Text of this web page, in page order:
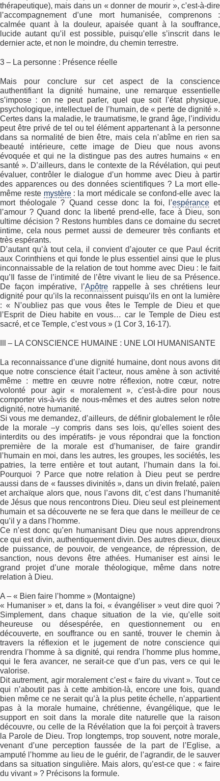
thérapeutique), mais dans un « donner de mourir », c’est-à-dire
l’accompagnement d’une mort humanisée, comprenons :
calmée quant à la douleur, apaisée quant à la souffrance,
lucide autant qu’il est possible, puisqu’elle s’inscrit dans le
dernier acte, et non le moindre, du chemin terrestre.
3 – La personne : Présence réelle
Mais pour conclure sur cet aspect de la conscience
authentifiant la dignité humaine, une remarque essentielle
s’impose : on ne peut parler, quel que soit l’état physique,
psychologique, intellectuel de l’humain, de « perte de dignité ».
Certes dans la maladie, le traumatisme, le grand âge, l’individu
peut être privé de tel ou tel élément appartenant à la personne
dans sa normalité de bien être, mais cela n’abîme en rien sa
beauté intérieure, cette image de Dieu que nous avons
évoquée et qui ne la distingue pas des autres humains « en
santé ». D’ailleurs, dans le contexte de la Révélation, qui peut
évaluer, contrôler le dialogue d’un homme avec Dieu à partir
des apparences ou des données scientifiques ? La mort elle-
même reste mystère: la mort médicale se confond-elle avec la
mort théologale ? Quand cesse donc la foi, l’espérance et
l’amour ? Quand donc la liberté prend-elle, face à Dieu, son
ultime décision ? Restons humbles dans ce domaine du secret
intime, cela nous permet aussi de demeurer très confiants et
très espérants.
D’autant qu’à tout cela, il convient d’ajouter ce que Paul écrit
aux Corinthiens et qui fonde le plus essentiel ainsi que le plus
inconnaissable de la relation de tout homme avec Dieu : le fait
qu’Il fasse de l’intimité de l’être vivant le lieu de sa Présence.
De façon impérative, l’Apôtrerappelle à ses chrétiens leur
dignité pour qu’ils la reconnaissent puisqu’ils en ont la lumière
: « N’oubliez pas que vous êtes le Temple de Dieu et que
l’Esprit de Dieu habite en vous… car le Temple de Dieu est
sacré, et ce Temple, c’est vous » (1 Cor 3, 16-17).
III – LA CONSCIENCE HUMAINE : UNE LOI HUMANISANTE
La reconnaissance d’une dignité humaine, dont nous avons dit
que notre conscience était l’acteur, nous amène à son activité
même : mettre en œuvre notre réflexion, notre cœur, notre
volonté pour agir « moralement », c’est-à-dire pour nous
comporter vis-à-vis de nous-mêmes et des autres selon notre
dignité, notre humanité.
Si vous me demandez, d’ailleurs, de définir globalement le rôle
de la morale –y compris dans ses lois, qu’elles soient des
interdits ou des impératifs- je vous répondrai que la fonction
première de la morale est d’humaniser, de faire grandir
l’humain en moi, dans les autres, les groupes, les sociétés, les
patries, la terre entière et tout autant, l’humain dans la foi.
Pourquoi ? Parce que notre relation à Dieu peut se perdre
aussi dans de « fausses divinités », dans un divin frelaté, païen
et archaïque alors que, nous l’avons dit, c’est dans l’humanité
de Jésus que nous rencontrons Dieu. Dieu seul est pleinement
humain et sa découverte ne se fera que dans le meilleur de ce
qu’il y a dans l’homme.
Ce n’est donc qu’en humanisant Dieu que nous apprendrons
ce qui est divin, authentiquement divin. Des autres dieux, dieux
de puissance, de pouvoir, de vengeance, de répression, de
sanction, nous devons être athées. Humaniser est ainsi le
grand projet d’une morale théologique, même dans notre
relation à Dieu.
A – « Bien faire l’homme » (Montaigne)
« Humaniser » et, dans la foi, « évangéliser » veut dire quoi ?
Simplement, dans chaque situation de la vie, qu’elle soit
heureuse ou désespérée, en questionnement ou en
découverte, en souffrance ou en santé, trouver le chemin à
travers la réflexion et le jugement de notre conscience qui
rendra l’homme à sa dignité, qui rendra l’homme plus homme,
qui le fera avancer, ne serait-ce que d’un pas, vers ce qui le
valorise.
Dit autrement, agir moralement c’est « faire du vivant ». Tout ce
qui n’aboutit pas à cette ambition-là, encore une fois, quand
bien même ce ne serait qu’à la plus petite échelle, n’appartient
pas à la morale humaine, chrétienne, évangélique, que le
support en soit dans la morale dite naturelle que la raison
découvre, ou celle de la Révélation que la foi perçoit à travers
la Parole de Dieu. Trop longtemps, trop souvent, notre morale,
venant d’une perception faussée de la part de l’Eglise, a
amputé l’homme au lieu de le guérir, de l’agrandir, de le sauver
dans sa situation singulière. Mais alors, qu’est-ce que : « faire
du vivant » ? Précisons la formule.